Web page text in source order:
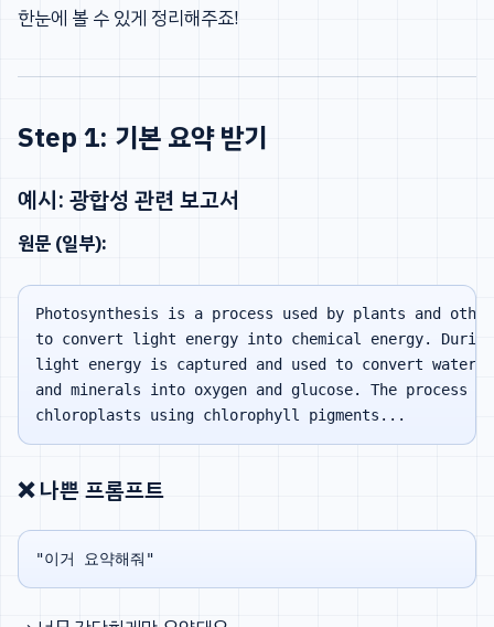
한눈에 볼 수 있게 정리해주죠!
Step 1: 기본 요약 받기
예시: 광합성 관련 보고서
원문 (일부):
Photosynthesis is a process used by plants and other
to convert light energy into chemical energy.
light energy is captured and used to convert water,
and minerals into oxygen and glucose. The process
❌ 나쁜 프롬프트